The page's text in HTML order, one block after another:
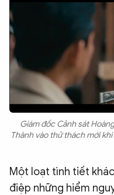
Giám đốc Cảnh sát
Thành vào thử thách mới
Một loạt tình tiết
điệp những hiểm